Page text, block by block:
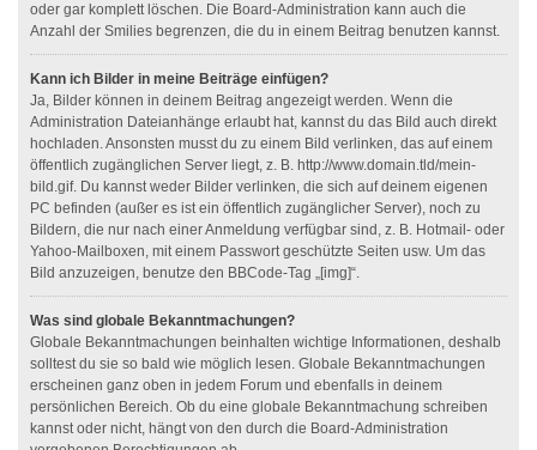
oder gar komplett löschen. Die Board-Administration kann auch die
Anzahl der Smilies begrenzen, die du in einem Beitrag benutzen kannst.
Kann ich Bilder in meine Beiträge einfügen?
Ja, Bilder können in deinem Beitrag angezeigt werden. Wenn die
Administration Dateianhänge erlaubt hat, kannst du das Bild auch direkt
hochladen. Ansonsten musst du zu einem Bild verlinken, das auf einem
öffentlich zugänglichen Server liegt, z. B. http://www.domain.tld/mein-
bild.gif. Du kannst weder Bilder verlinken, die sich auf deinem eigenen
PC befinden (außer es ist ein öffentlich zugänglicher Server), noch zu
Bildern, die nur nach einer Anmeldung verfügbar sind, z. B. Hotmail- oder
Yahoo-Mailboxen, mit einem Passwort geschützte Seiten usw. Um das
Bild anzuzeigen, benutze den BBCode-Tag „[img]“.
Was sind globale Bekanntmachungen?
Globale Bekanntmachungen beinhalten wichtige Informationen, deshalb
solltest du sie so bald wie möglich lesen. Globale Bekanntmachungen
erscheinen ganz oben in jedem Forum und ebenfalls in deinem
persönlichen Bereich. Ob du eine globale Bekanntmachung schreiben
kannst oder nicht, hängt von den durch die Board-Administration